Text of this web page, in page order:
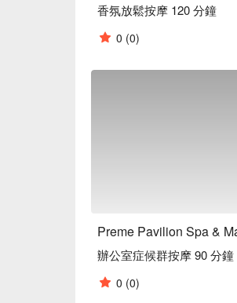
香氛放鬆按摩 120 分鐘
0 (0)
辦公室症候群按摩 90 分鐘
0 (0)